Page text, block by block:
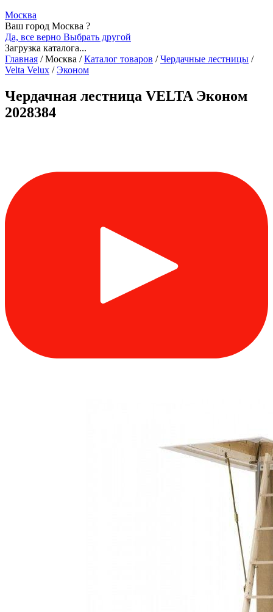
Москва
Ваш город Москва ?
Да, все верно Выбрать другой
Загрузка каталога...
Главная /Москва / Каталог товаров / Чердачные лестницы /
Velta Velux / Эконом
Чердачная лестница VELTA Эконом
2028384